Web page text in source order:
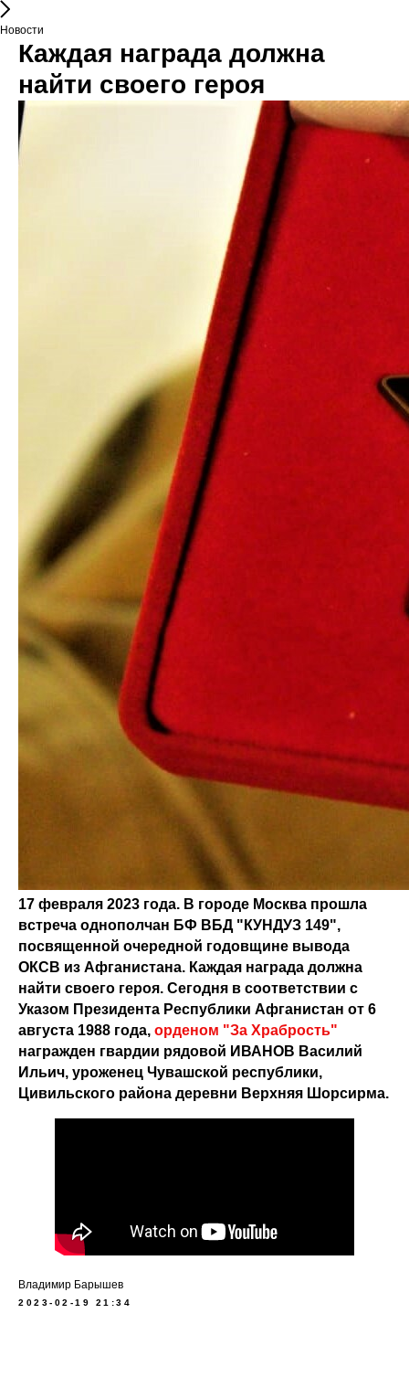
Новости
Каждая награда должна
найти своего героя
17 февраля 2023 года. В городе Москва прошла
встреча однополчан БФ ВБД "КУНДУЗ 149",
посвященной очередной годовщине вывода
ОКСВ из Афганистана. Каждая награда должна
найти своего героя. Сегодня в соответствии с
Указом Президента Республики Афганистан от 6
августа 1988 года, орденом "За Храбрость"
награжден гвардии рядовой ИВАНОВ Василий
Ильич, уроженец Чувашской республики,
Цивильского района деревни Верхняя Шорсирма.
Владимир Барышев
2023-02-19 21:34